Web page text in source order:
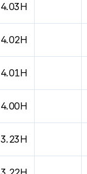
4.03H
4.02H
4.01H
4.00H
3.23H